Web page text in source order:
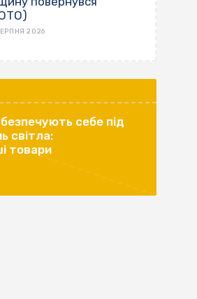
2026
себе під
світла:
товари